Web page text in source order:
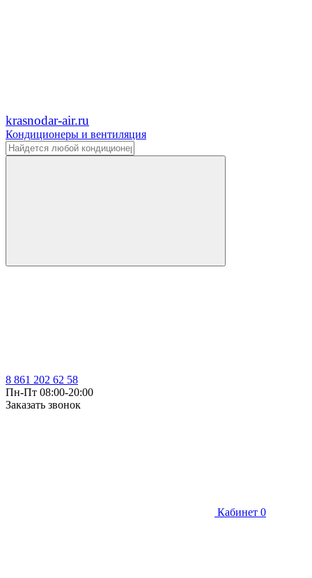
krasnodar-air.ru
Кондиционеры и вентиляция
8 861 202 62 58
Пн-Пт 08:00-20:00
Заказать звонок
Кабинет 0